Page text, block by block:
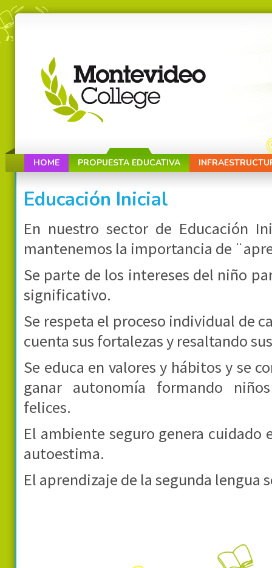
HOME PROPUESTA EDUCATIVA
Educación Inicial
En nuestro sector de Educación
mantenemos la importancia de
Se parte de los intereses del niño
significativo.
Se respeta el proceso individual de
cuenta sus fortalezas y resaltando
Se educa en valores y hábitos y se
ganar autonomía formando
felices.
El ambiente seguro genera cuidado
autoestima.
El aprendizaje de la segunda lengua